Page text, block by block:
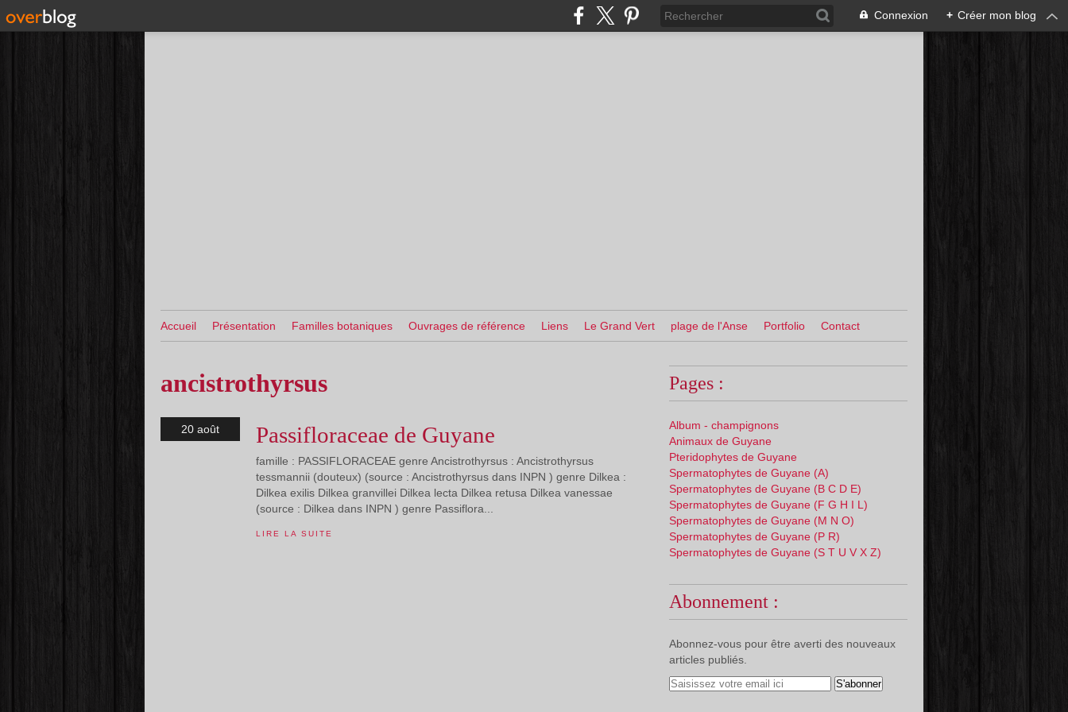
Connexion + Créer mon blog
Accueil Présentation Familles botaniques Ouvrages de référence Liens Le Grand Vert plage de l'Anse Portfolio Contact
ancistrothyrsus
20 août Passifloraceae de Guyane
famille : PASSIFLORACEAE genre Ancistrothyrsus : Ancistrothyrsus
tessmannii (douteux) (source : Ancistrothyrsus dans INPN ) genre Dilkea :
Dilkea exilis Dilkea granvillei Dilkea lecta Dilkea retusa Dilkea vanessae
(source : Dilkea dans INPN ) genre Passiflora...
LIRE LA SUITE
Pages :
Album - champignons
Animaux de Guyane
Pteridophytes de Guyane
Spermatophytes de Guyane (A)
Spermatophytes de Guyane (B C D E)
Spermatophytes de Guyane (F G H I L)
Spermatophytes de Guyane (M N O)
Spermatophytes de Guyane (P R)
Spermatophytes de Guyane (S T U V X Z)
Abonnement :
Abonnez-vous pour être averti des nouveaux
articles publiés.